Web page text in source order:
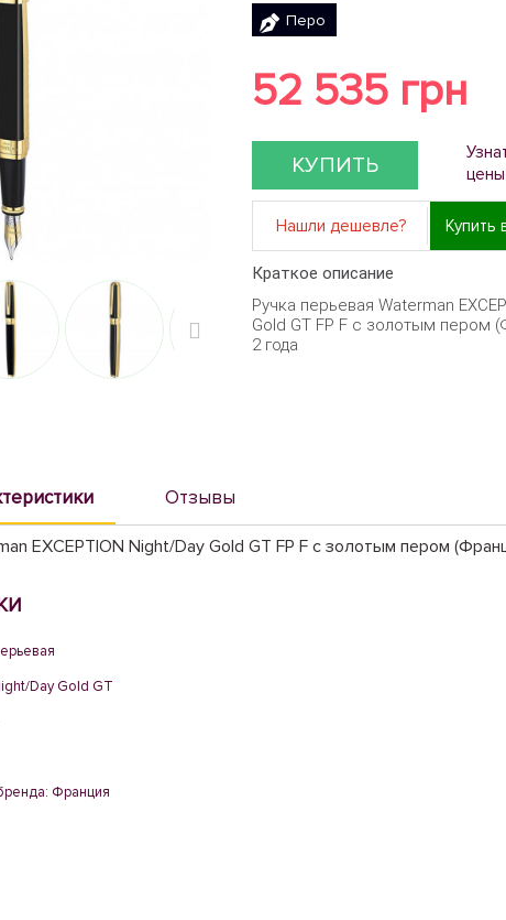
Перо
52 535 грн
КУПИТЬ
цены
Нашли дешевле? Купить
Краткое описание
Ручка перьевая Waterman
Gold GT FP F с золотым пером
2 года
Отзывы
EXCEPTION Night/Day Gold GT FP F с золотым пером
Day Gold GT
Франция